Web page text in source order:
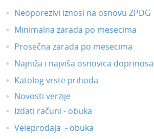
Neoporezivi iznosi na osnovu ZPDG
Minimalna zarada po mesecima
Prosečna zarada po mesecima
Najniža i najviša osnovica
Katolog vrste prihoda
Novosti verzije
Izdati računi - obuka
Veleprodaja - obuka